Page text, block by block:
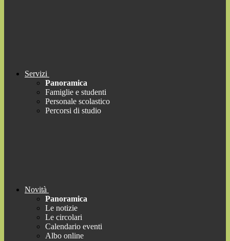
Servizi
Panoramica
Famiglie e studenti
Personale scolastico
Percorsi di studio
Novità
Panoramica
Le notizie
Le circolari
Calendario eventi
Albo online